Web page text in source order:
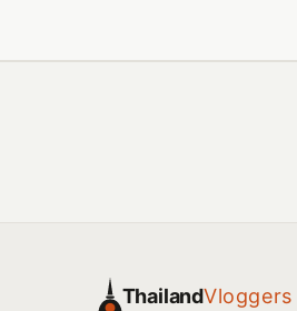
ThailandVloggers